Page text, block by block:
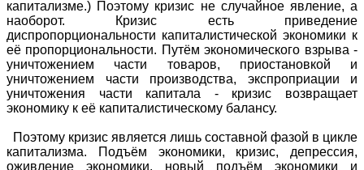
капитализме.) Поэтому кризис не случайное явление, а
наоборот. Кризис есть приведение
диспропорциональности капиталистической экономики к
её пропорциональности. Путём экономического взрыва -
уничтожением части товаров, приостановкой и
уничтожением части производства, экспроприации и
уничтожения части капитала - кризис возвращает
экономику к её капиталистическому балансу.
Поэтому кризис является лишь составной фазой в цикле
капитализма. Подъём экономики, кризис, депрессия,
оживление экономики, новый подъём экономики и